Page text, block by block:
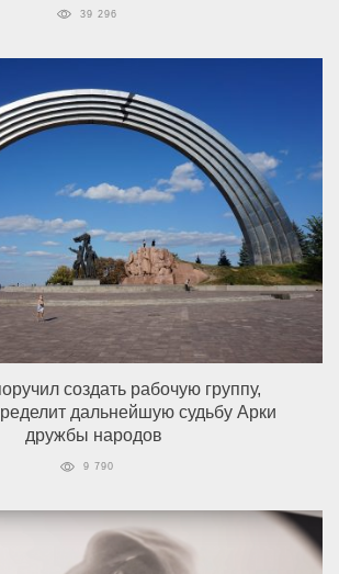
39 296
создать рабочую группу,
дальнейшую судьбу Арки
дружбы народов
9 790